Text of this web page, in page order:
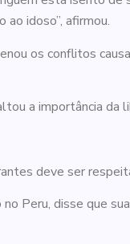
idoso”, afirmou.
os conflitos
a importância da
deve ser
Peru, disse que